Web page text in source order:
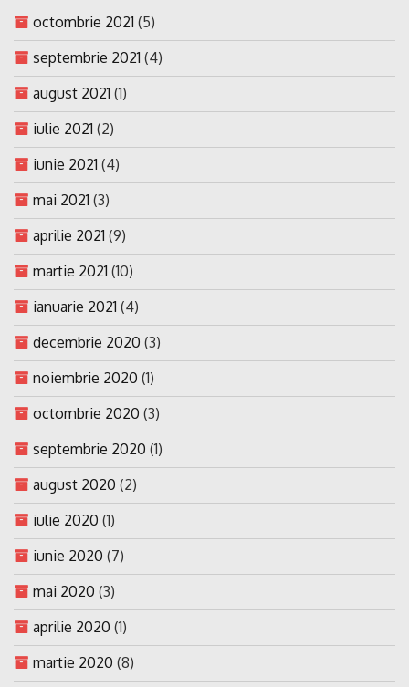
octombrie 2021 (5)
septembrie 2021 (4)
august 2021 (1)
iulie 2021 (2)
iunie 2021 (4)
mai 2021 (3)
aprilie 2021 (9)
martie 2021 (10)
ianuarie 2021 (4)
decembrie 2020 (3)
noiembrie 2020 (1)
octombrie 2020 (3)
septembrie 2020 (1)
august 2020 (2)
iulie 2020 (1)
iunie 2020 (7)
mai 2020 (3)
aprilie 2020 (1)
martie 2020 (8)